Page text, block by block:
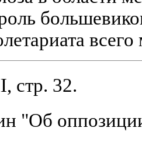
всего
стр. 32.
"Об